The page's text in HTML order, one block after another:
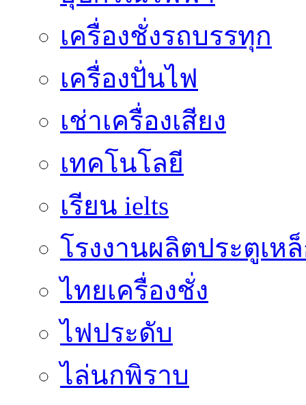
เครื่องชั่งรถบรรทุก
เครื่องปั่นไฟ
เช่าเครื่องเสียง
เทคโนโลยี
เรียน ielts
โรงงานผลิตประตูเห
ไทยเครื่องชั่ง
ไฟประดับ
ไล่นกพิราบ